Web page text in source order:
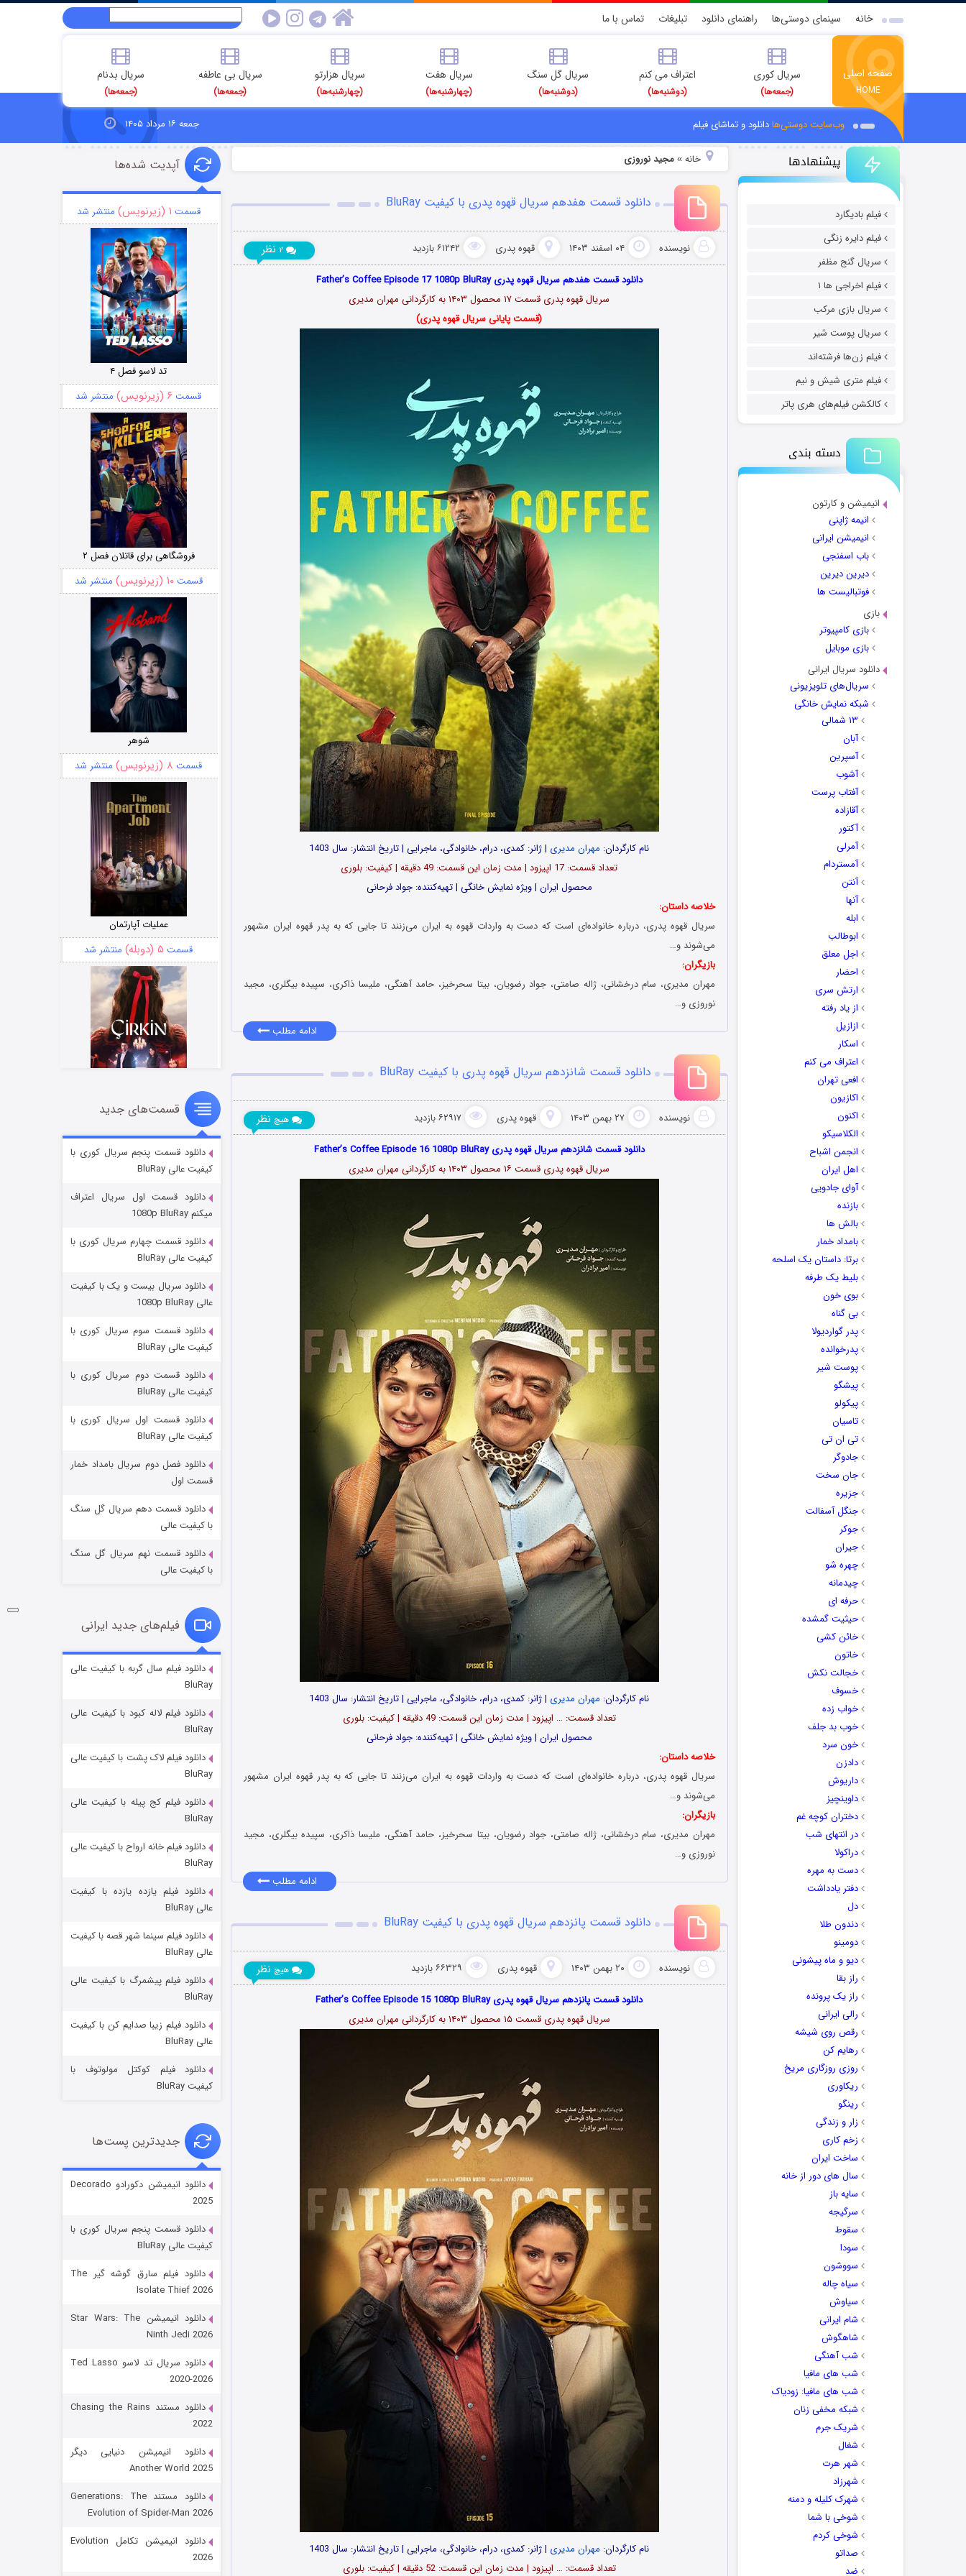
خانه سینمای دوستی‌ها راهنمای دانلود تبلیغات تماس با ما
صفحه اصلی
HOME
سریال کوری
(جمعه‌ها)
اعتراف می کنم
(دوشنبه‌ها)
سریال گل سنگ
(دوشنبه‌ها)
سریال هفت
(چهارشنبه‌ها)
سریال هزارتو
(چهارشنبه‌ها)
سریال بی عاطفه
(جمعه‌ها)
سریال بدنام
(جمعه‌ها)
وب‌سایت دوستی‌هادانلود و تماشای فیلم جمعه ۱۶ مرداد ۱۴۰۵
پیشنهادها
فیلم بادیگارد
فیلم دایره زنگی
سریال گنج مظفر
فیلم اخراجی ها ۱
سریال بازی مرکب
سریال پوست شیر
فیلم زن‌ها فرشته‌اند
فیلم متری شیش و نیم
کالکشن فیلم‌های هری پاتر
دسته بندی
انیمیشن و کارتون
انیمه ژاپنی
انیمیشن ایرانی
باب اسفنجی
دیرین دیرین
فوتبالیست ها
بازی
بازی کامپیوتر
بازی موبایل
دانلود سریال ایرانی
سریال‌های تلویزیونی
شبکه نمایش خانگی
۱۳ شمالی
آبان
آسپرین
آشوب
آفتاب پرست
آقازاده
آکتور
آمرلی
آمستردام
آنتن
آنها
ابله
ابوطالب
اجل معلق
احضار
ارتش سری
از یاد رفته
ازازیل
اسکار
اعتراف می کنم
افعی تهران
اکازیون
اکنون
الکلاسیکو
انجمن اشباح
اهل ایران
آوای جادویی
بازنده
بالش ها
بامداد خمار
برتا: داستان یک اسلحه
بلیط یک‌‌ طرفه
بوی خون
بی گناه
پدر گواردیولا
پدرخوانده
پوست شیر
پیشگو
پیکولو
تاسیان
تی ان تی
جادوگر
جان سخت
جزیره
جنگل آسفالت
جوکر
جیران
چهره شو
چیدمانه
حرفه ای
حیثیت گمشده
خائن کشی
خاتون
خجالت نکش
خسوف
خواب زده
خوب بد جلف
خون سرد
دادزن
داریوش
داوینچیز
دختران کوچه غم
در انتهای شب
دراکولا
دست به مهره
دفتر یادداشت
دل
دندون طلا
دومینو
دیو و ماه پیشونی
راز بقا
راز یک پرونده
رالی ایرانی
رقص روی شیشه
رهایم کن
روزی روزگاری مریخ
ریکاوری
رینگو
زار و زندگی
زخم کاری
ساخت ایران
سال های دور از خانه
سایه باز
سرگیجه
سقوط
سودا
سووشون
سیاه چاله
سیاوش
شام ایرانی
شاهگوش
شب آهنگی
شب های مافیا
شب های مافیا: زودیاک
شبکه مخفی زنان
شریک جرم
شغال
شهر هرت
شهرزاد
شهرک کلیله و دمنه
شوخی با شما
شوخی کردم
صداتو
ضد
خانه» مجید نوروزی
دانلود قسمت هفدهم سریال قهوه پدری با کیفیت BluRay
نویسنده ۰۴ اسفند ۱۴۰۳ قهوه پدری ۶۱۲۴۲ بازدید ۲ نظر
دانلود قسمت هفدهم سریال قهوه پدری Father’s Coffee Episode 17 1080p BluRay
سریال قهوه پدری قسمت ۱۷ محصول ۱۴۰۳ به کارگردانی مهران مدیری
(قسمت پایانی سریال قهوه پدری)
نام کارگردان: مهران مدیری | ژانر: کمدی، درام، خانوادگی، ماجرایی | تاریخ انتشار: سال 1403
تعداد قسمت‌: 17 اپیزود | مدت زمان این قسمت: 49 دقیقه | کیفیت: بلوری
محصول ایران | ویژه نمایش خانگی | تهیه‌کننده: جواد فرحانی
خلاصه داستان:
سریال قهوه پدری، درباره خانواده‌‌ای است که دست به واردات قهوه به ایران می‌‌زنند تا جایی که به پدر قهوه ایران مشهور
می‌‌شوند و…
بازیگران:
مهران مدیری، سام درخشانی، ژاله صامتی، جواد رضویان، بیتا سحرخیز، حامد آهنگی، ملیسا ذاکری، سپیده بیگلری، مجید
نوروزی و…
ادامه مطلب
دانلود قسمت شانزدهم سریال قهوه پدری با کیفیت BluRay
نویسنده ۲۷ بهمن ۱۴۰۳ قهوه پدری ۶۲۹۱۷ بازدید هیچ نظر
دانلود قسمت شانزدهم سریال قهوه پدری Father’s Coffee Episode 16 1080p BluRay
سریال قهوه پدری قسمت ۱۶ محصول ۱۴۰۳ به کارگردانی مهران مدیری
نام کارگردان: مهران مدیری | ژانر: کمدی، درام، خانوادگی، ماجرایی | تاریخ انتشار: سال 1403
تعداد قسمت‌: … اپیزود | مدت زمان این قسمت: 49 دقیقه | کیفیت: بلوری
محصول ایران | ویژه نمایش خانگی | تهیه‌کننده: جواد فرحانی
خلاصه داستان:
سریال قهوه پدری، درباره خانواده‌‌ای است که دست به واردات قهوه به ایران می‌‌زنند تا جایی که به پدر قهوه ایران مشهور
می‌‌شوند و…
بازیگران:
مهران مدیری، سام درخشانی، ژاله صامتی، جواد رضویان، بیتا سحرخیز، حامد آهنگی، ملیسا ذاکری، سپیده بیگلری، مجید
نوروزی و…
ادامه مطلب
دانلود قسمت پانزدهم سریال قهوه پدری با کیفیت BluRay
نویسنده ۲۰ بهمن ۱۴۰۳ قهوه پدری ۶۶۳۲۹ بازدید هیچ نظر
دانلود قسمت پانزدهم سریال قهوه پدری Father’s Coffee Episode 15 1080p BluRay
سریال قهوه پدری قسمت ۱۵ محصول ۱۴۰۳ به کارگردانی مهران مدیری
نام کارگردان: مهران مدیری | ژانر: کمدی، درام، خانوادگی، ماجرایی | تاریخ انتشار: سال 1403
تعداد قسمت‌: … اپیزود | مدت زمان این قسمت: 52 دقیقه | کیفیت: بلوری
آپدیت شده‌ها
قسمت ۱ (زیرنویس) منتشر شد
تد لاسو فصل ۴
قسمت ۶ (زیرنویس) منتشر شد
فروشگاهی برای قاتلان فصل ۲
قسمت۱۰ (زیرنویس) منتشر شد
شوهر
قسمت ۸ (زیرنویس) منتشر شد
عملیات آپارتمان
قسمت ۵ (دوبله) منتشر شد
سریال زشت
قسمت۲ (زیرنویس) منتشر شد
مردگان متحرک: شهر مرده ۳
شکست استوارت در نجات جهان
قسمت ۷ (زیرنویس) منتشر شد
شوگر فصل ۲
قسمت
خاندان اژدها فصل ۳
جادوگری در مغولستان
قسمت ۶ (زیرنویس)
رویایی برای تو
قسمت
قسمت‌های جدید
دانلود قسمت پنجم سریال کوری با
کیفیت عالی BluRay
دانلود قسمت اول سریال اعتراف
میکنم 1080p BluRay
دانلود قسمت چهارم سریال کوری با
کیفیت عالی BluRay
دانلود سریال بیست و یک با کیفیت
عالی 1080p BluRay
دانلود قسمت سوم سریال کوری با
کیفیت عالی BluRay
دانلود قسمت دوم سریال کوری با
کیفیت عالی BluRay
دانلود قسمت اول سریال کوری با
کیفیت عالی BluRay
دانلود فصل دوم سریال بامداد خمار
قسمت اول
دانلود قسمت دهم سریال گل سنگ
با کیفیت عالی
دانلود قسمت نهم سریال گل سنگ
با کیفیت عالی
فیلم‌های جدید ایرانی
دانلود فیلم سال گربه با کیفیت عالی
BluRay
دانلود فیلم لاله کبود با کیفیت عالی
BluRay
دانلود فیلم لاک پشت با کیفیت عالی
BluRay
دانلود فیلم کج‌ پیله با کیفیت عالی
BluRay
دانلود فیلم خانه ارواح با کیفیت عالی
BluRay
دانلود فیلم یازده یازده با کیفیت
عالی BluRay
دانلود فیلم سینما شهر قصه با کیفیت
عالی BluRay
دانلود فیلم پیشمرگ با کیفیت عالی
BluRay
دانلود فیلم زیبا صدایم کن با کیفیت
عالی BluRay
دانلود فیلم کوکتل مولوتوف با
کیفیت BluRay
جدیدترین پست‌ها
دانلود انیمیشن دکورادو Decorado
2025
دانلود قسمت پنجم سریال کوری با
کیفیت عالی BluRay
دانلود فیلم سارق گوشه گیر The
Isolate Thief 2026
دانلود انیمیشن Star Wars: The
Ninth Jedi 2026
دانلود سریال تد لاسو Ted Lasso
2020-2026
دانلود مستند Chasing the Rains
2022
دانلود انیمیشن دنیایی دیگر
Another World 2025
دانلود مستند Generations: The
Evolution of Spider-Man 2026
دانلود انیمیشن تکامل Evolution
2026